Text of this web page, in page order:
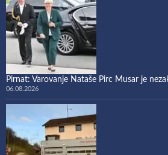
Pirnat: Varovanje Nataše Pirc Musar je
06.08.2026